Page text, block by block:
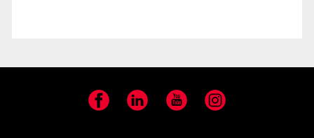
Facebook LinkedIn YouTube Instagram